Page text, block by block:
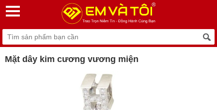
Mặt dây kim cương vương miện